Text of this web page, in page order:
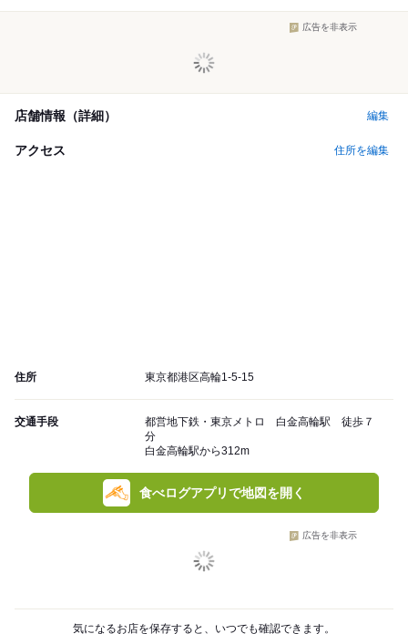
広告を非表示
店舗情報（詳細） 編集
アクセス 住所を編集
住所 東京都港区高輪1-5-15
交通手段
都営地下鉄・東京メトロ 白金高輪駅 徒歩７
分
白金高輪駅から312m
食べログアプリで地図を開く
広告を非表示
気になるお店を保存すると、いつでも確認できます。